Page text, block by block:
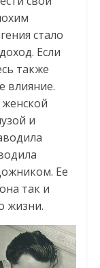
стало
Если
также
влияние.
и
Ее
так и
жизни.